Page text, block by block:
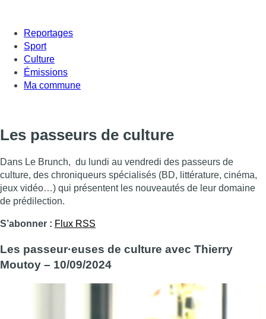
Reportages
Sport
Culture
Émissions
Ma commune
Les passeurs de culture
Dans Le Brunch, du lundi au vendredi des passeurs de
culture, des chroniqueurs spécialisés (BD, littérature, cinéma,
jeux vidéo…) qui présentent les nouveautés de leur domaine
de prédilection.
S’abonner : Flux RSS
Les passeur·euses de culture avec Thierry
Moutoy – 10/09/2024